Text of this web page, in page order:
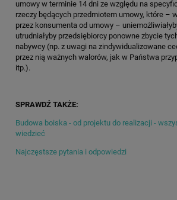
umowy w terminie 14 dni ze względu na
rzeczy będących przedmiotem umowy, które –
przez konsumenta od umowy –
utrudniałyby przedsiębiorcy ponowne zbycie
nabywcy (np. z uwagi na zindywidualizowane
przez nią ważnych walorów, jak w Państwa
itp.).
SPRAWDŹ TAKŻE:
Budowa boiska - od projektu do realizacji -
wiedzieć
Najczęstsze pytania i odpowiedzi